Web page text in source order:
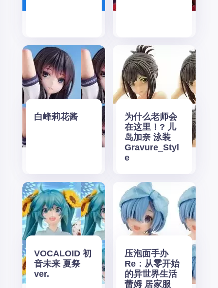
白峰莉花酱
为什么老师会
在这里！? 儿
岛加奈 泳装
Gravure_Styl
e
VOCALOID 初
音未来 夏祭
ver.
压泡面手办
Re：从零开始
的异世界生活
蕾姆 居家服